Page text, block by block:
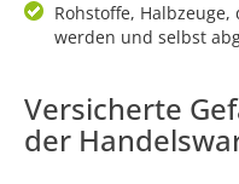
Rohstoffe,
werden und selbst
Versicherte
der